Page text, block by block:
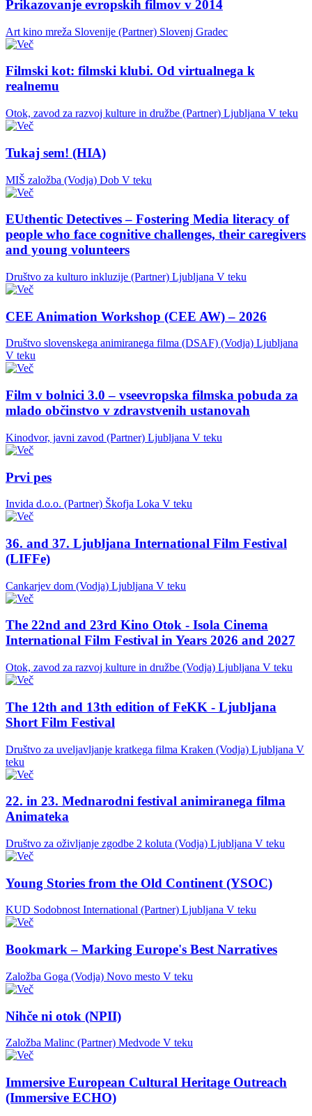
Prikazovanje evropskih filmov v 2014
Art kino mreža Slovenije (Partner) Slovenj Gradec
Filmski kot: filmski klubi. Od virtualnega k
realnemu
Otok, zavod za razvoj kulture in družbe (Partner) Ljubljana V teku
Tukaj sem! (HIA)
MIŠ založba (Vodja) Dob V teku
EUthentic Detectives – Fostering Media literacy of
people who face cognitive challenges, their caregivers
and young volunteers
Društvo za kulturo inkluzije (Partner) Ljubljana V teku
CEE Animation Workshop (CEE AW) – 2026
Društvo slovenskega animiranega filma (DSAF) (Vodja) Ljubljana
V teku
Film v bolnici 3.0 – vseevropska filmska pobuda za
mlado občinstvo v zdravstvenih ustanovah
Kinodvor, javni zavod (Partner) Ljubljana V teku
Prvi pes
Invida d.o.o. (Partner) Škofja Loka V teku
36. and 37. Ljubljana International Film Festival
(LIFFe)
Cankarjev dom (Vodja) Ljubljana V teku
The 22nd and 23rd Kino Otok - Isola Cinema
International Film Festival in Years 2026 and 2027
Otok, zavod za razvoj kulture in družbe (Vodja) Ljubljana V teku
The 12th and 13th edition of FeKK - Ljubljana
Short Film Festival
Društvo za uveljavljanje kratkega filma Kraken (Vodja) Ljubljana V
teku
22. in 23. Mednarodni festival animiranega filma
Animateka
Društvo za oživljanje zgodbe 2 koluta (Vodja) Ljubljana V teku
Young Stories from the Old Continent (YSOC)
KUD Sodobnost International (Partner) Ljubljana V teku
Bookmark – Marking Europe's Best Narratives
Založba Goga (Vodja) Novo mesto V teku
Nihče ni otok (NPII)
Založba Malinc (Partner) Medvode V teku
Immersive European Cultural Heritage Outreach
(Immersive ECHO)